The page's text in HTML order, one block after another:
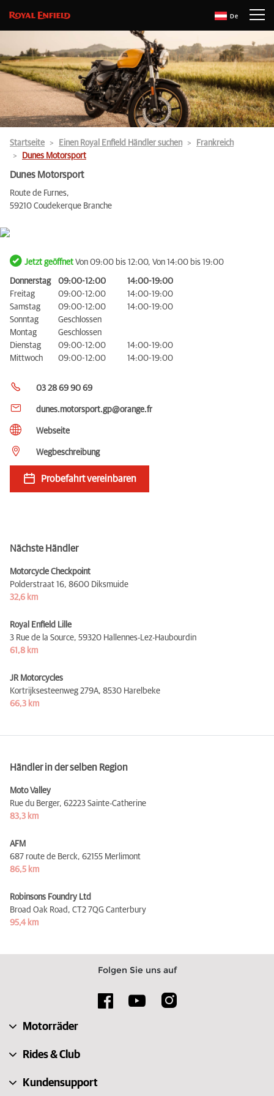
De
Startseite Einen Royal Enfield Händler suchen
Frankreich
Dunes Motorsport
Dunes Motorsport
Route de Furnes,
59210 Coudekerque Branche
Jetzt geöffnet Von 09:00 bis 12:00, Von 14:00 bis 19:00
Donnerstag 09:00-12:00
14:00-19:00
Freitag
09:00-12:00
14:00-19:00
Samstag
09:00-12:00
14:00-19:00
Sonntag
Geschlossen
Montag
Geschlossen
Dienstag
09:00-12:00
14:00-19:00
Mittwoch
09:00-12:00 14:00-19:00
03 28 69 90 69
dunes.motorsport.gp@orange.fr
Webseite
Wegbeschreibung
Probefahrt vereinbaren
Nächste Händler
Motorcycle Checkpoint
Polderstraat 16, 8600 Diksmuide
32,6 km
Royal Enfield Lille
3 Rue de la Source, 59320 Hallennes-Lez-Haubourdin
61,8 km
JR Motorcycles
Kortrijksesteenweg 279A, 8530 Harelbeke
66,3 km
Händler in der selben Region
Moto Valley
Rue du Berger, 62223 Sainte-Catherine
83,3 km
AFM
687 route de Berck, 62155 Merlimont
86,5 km
Robinsons Foundry Ltd
Broad Oak Road, CT2 7QG Canterbury
95,4 km
Folgen Sie uns auf
Motorräder
Rides & Club
Kundensupport